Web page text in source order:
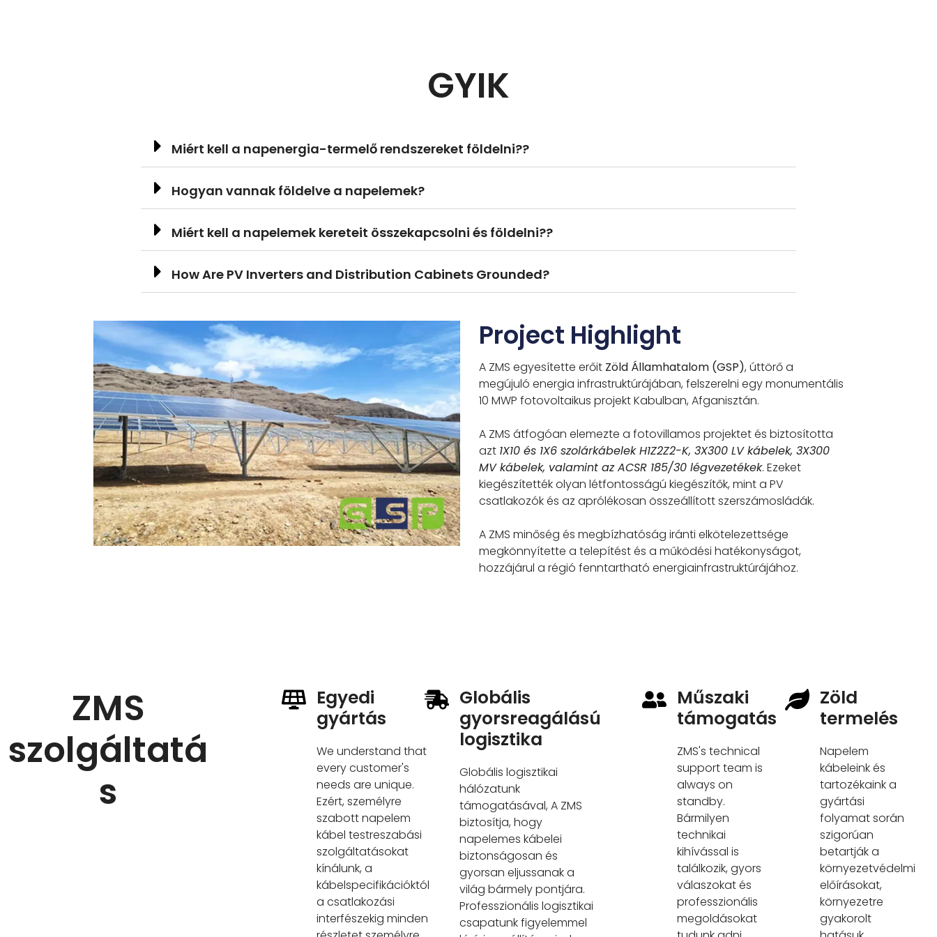
GYIK
Miért kell a napenergia-termelő rendszereket földelni??
Hogyan vannak földelve a napelemek?
Miért kell a napelemek kereteit összekapcsolni és földelni??
How Are PV Inverters and Distribution Cabinets Grounded?
Project Highlight
A ZMS egyesítette erőit Zöld Államhatalom (GSP), úttörő a
megújuló energia infrastruktúrájában, felszerelni egy monumentális
10 MWP fotovoltaikus projekt Kabulban, Afganisztán.
A ZMS átfogóan elemezte a fotovillamos projektet és biztosította
azt 1X10 és 1X6 szolárkábelek H1Z2Z2-K, 3X300 LV kábelek, 3X300
MV kábelek, valamint az ACSR 185/30 légvezetékek. Ezeket
kiegészítették olyan létfontosságú kiegészítők, mint a PV
csatlakozók és az aprólékosan összeállított szerszámosládák.
A ZMS minőség és megbízhatóság iránti elkötelezettsége
megkönnyítette a telepítést és a működési hatékonyságot,
hozzájárul a régió fenntartható energiainfrastruktúrájához.
ZMS
szolgáltatá
s
Egyedi
gyártás
We understand that
every customer's
needs are unique.
Ezért, személyre
szabott napelem
kábel testreszabási
szolgáltatásokat
kínálunk, a
kábelspecifikációktól
a csatlakozási
interfészekig minden
Globális
gyorsreagálású
logisztika
Globális logisztikai
hálózatunk
támogatásával, A ZMS
biztosítja, hogy
napelemes kábelei
biztonságosan és
gyorsan eljussanak a
világ bármely pontjára.
Professzionális logisztikai
csapatunk figyelemmel
Műszaki
támogatás
ZMS's technical
support team is
always on
standby.
Bármilyen
technikai
kihívással is
találkozik, gyors
válaszokat és
professzionális
megoldásokat
Zöld
termelés
Napelem
kábeleink és
tartozékaink a
gyártási
folyamat során
szigorúan
betartják a
környezetvédelmi
előírásokat,
környezetre
gyakorolt ​​